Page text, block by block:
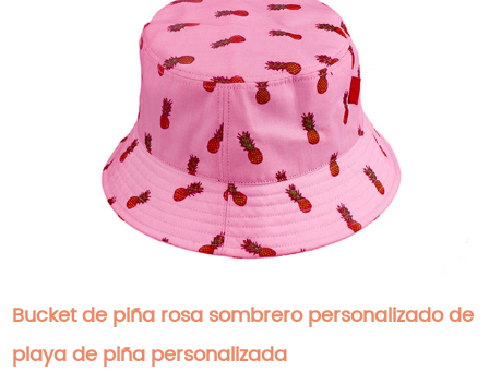
Bucket de piña rosa sombrero personalizado de
playa de piña personalizada